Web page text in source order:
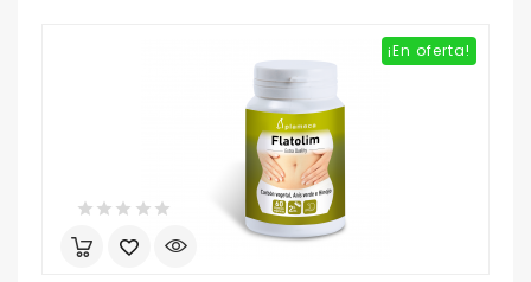
¡En oferta!